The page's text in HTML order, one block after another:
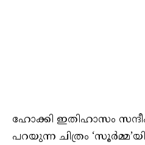
ഹോക്കി ഇതിഹാസം
പറയുന്ന ചിത്രം